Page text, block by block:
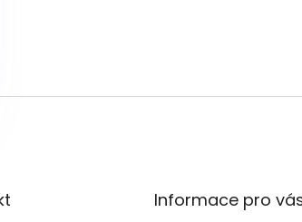
Informace pro